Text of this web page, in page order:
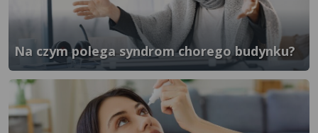
}" />
Na czym polega syndrom chorego budynku?